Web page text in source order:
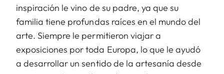
inspiración le vino de su padre, ya que su
familia tiene profundas raíces en el mundo del
arte. Siempre le permitieron viajar a
exposiciones por toda Europa, lo que le ayudó
a desarrollar un sentido de la artesanía desde